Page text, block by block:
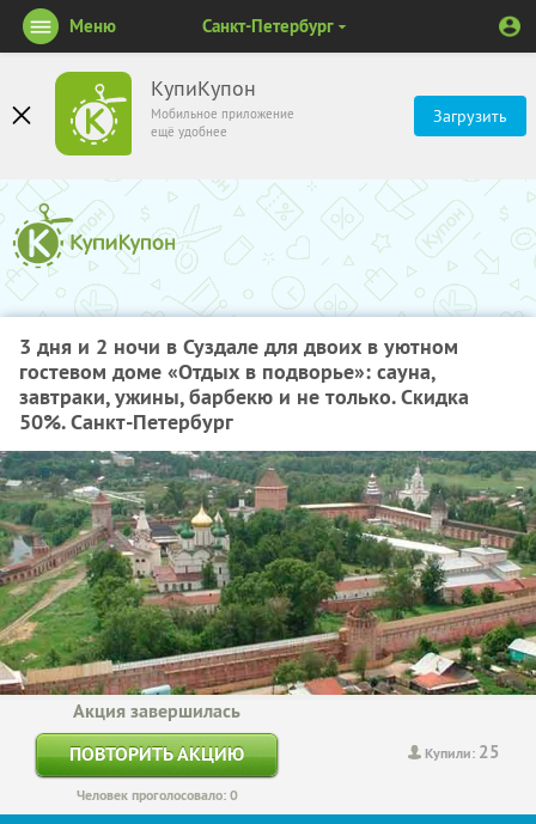
КупиКупон
Мобильное приложение
ещё удобнее
Загрузить
Меню Санкт-Петербург
3 дня и 2 ночи в Суздале для двоих в уютном
гостевом доме «Отдых в подворье»: сауна,
завтраки, ужины, барбекю и не только. Скидка
50%. Санкт-Петербург
Купили: 25
Акция завершилась
ПОВТОРИТЬ АКЦИЮ
Человек проголосовало: 0